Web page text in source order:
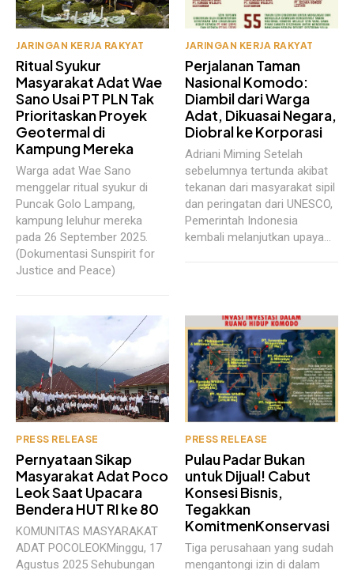
JARINGAN KERJA RAKYAT
Ritual Syukur
Masyarakat Adat Wae
Sano Usai PT PLN Tak
Prioritaskan Proyek
Geotermal di
Kampung Mereka
Warga adat Wae Sano
menggelar ritual syukur di
Puncak Golo Lampang,
kampung leluhur mereka
pada 26 September 2025.
(Dokumentasi Sunspirit for
Justice and Peace)
JARINGAN KERJA RAKYAT
Perjalanan Taman
Nasional Komodo:
Diambil dari Warga
Adat, Dikuasai Negara,
Diobral ke Korporasi
Adriani Miming Setelah
sebelumnya tertunda akibat
tekanan dari masyarakat sipil
dan peringatan dari UNESCO,
Pemerintah Indonesia
kembali melanjutkan upaya...
PRESS RELEASE
Pernyataan Sikap
Masyarakat Adat Poco
Leok Saat Upacara
Bendera HUT RI ke 80
KOMUNITAS MASYARAKAT
ADAT POCOLEOKMinggu, 17
Agustus 2025 Sehubungan
PRESS RELEASE
Pulau Padar Bukan
untuk Dijual! Cabut
Konsesi Bisnis,
Tegakkan
KomitmenKonservasi
Tiga perusahaan yang sudah
mengantongi izin di dalam